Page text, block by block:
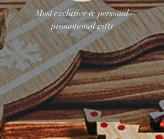
Most exclusive & personal
promotional gifts